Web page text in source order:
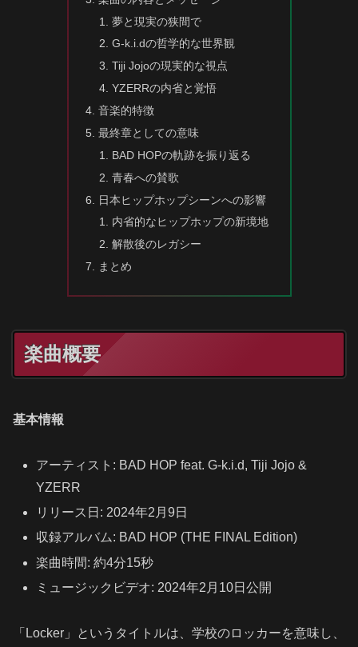
夢と現実の狭間で
G-k.i.dの哲学的な世界観
Tiji Jojoの現実的な視点
YZERRの内省と覚悟
音楽的特徴
最終章としての意味
BAD HOPの軌跡を振り返る
青春への賛歌
日本ヒップホップシーンへの影響
内省的なヒップホップの新境地
解散後のレガシー
まとめ
楽曲概要
基本情報
アーティスト: BAD HOP feat. G-k.i.d, Tiji Jojo &
YZERR
リリース日: 2024年2月9日
収録アルバム: BAD HOP (THE FINAL Edition)
楽曲時間: 約4分15秒
ミュージックビデオ: 2024年2月10日公開
「Locker」というタイトルは、学校のロッカーを意味し、